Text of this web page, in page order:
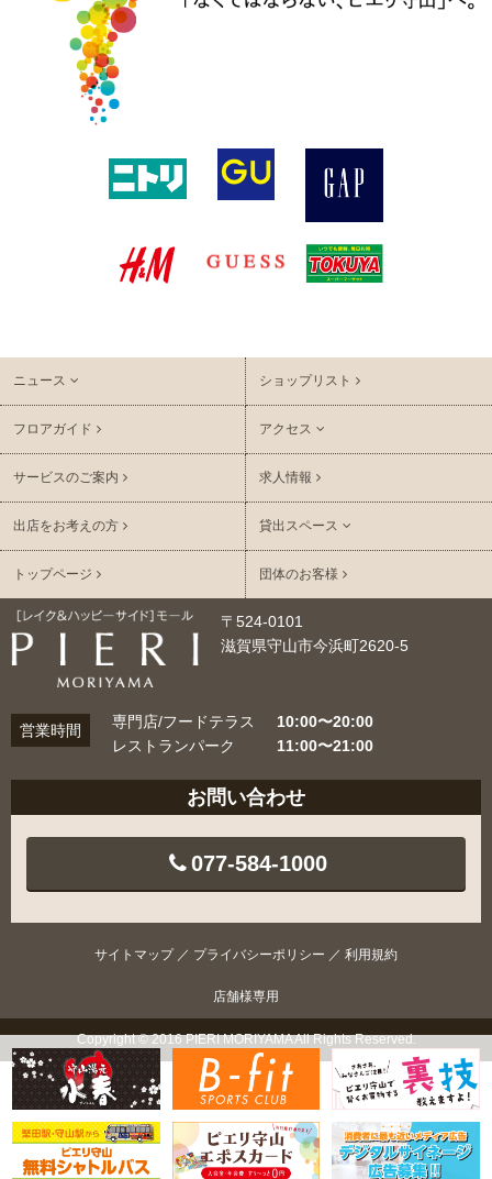
ニュース ショップリスト
フロアガイド アクセス
サービスのご案内 求人情報
出店をお考えの方 貸出スペース
トップページ 団体のお客様
〒524-0101
滋賀県守山市今浜町2620-5
営業時間 専門店/フードテラス
10:00〜20:00
レストランパーク
11:00〜21:00
お問い合わせ
077-584-1000
サイトマップ／ プライバシーポリシー ／ 利用規約
店舗様専用
Copyright © 2016 PIERI MORIYAMA All Rights Reserved.